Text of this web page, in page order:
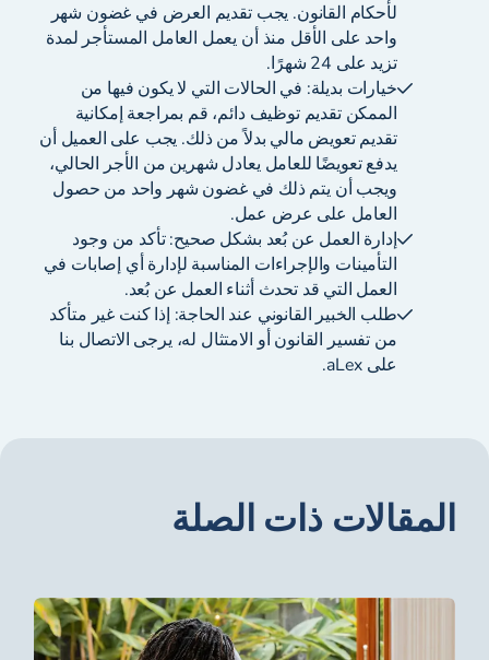
لأحكام القانون. يجب تقديم العرض في غضون شهر
واحد على الأقل منذ أن يعمل العامل المستأجر لمدة
تزيد على 24 شهرًا.
خيارات بديلة: في الحالات التي لا يكون فيها من
الممكن تقديم توظيف دائم، قم بمراجعة إمكانية
تقديم تعويض مالي بدلاً من ذلك. يجب على العميل أن
يدفع تعويضًا للعامل يعادل شهرين من الأجر الحالي،
ويجب أن يتم ذلك في غضون شهر واحد من حصول
العامل على عرض عمل.
إدارة العمل عن بُعد بشكل صحيح: تأكد من وجود
التأمينات والإجراءات المناسبة لإدارة أي إصابات في
العمل التي قد تحدث أثناء العمل عن بُعد.
طلب الخبير القانوني عند الحاجة: إذا كنت غير متأكد
من تفسير القانون أو الامتثال له، يرجى الاتصال بنا
على aLex.
المقالات ذات الصلة